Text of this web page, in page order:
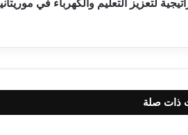
لتعزيز التعليم والكهرباء في
ذات صلة